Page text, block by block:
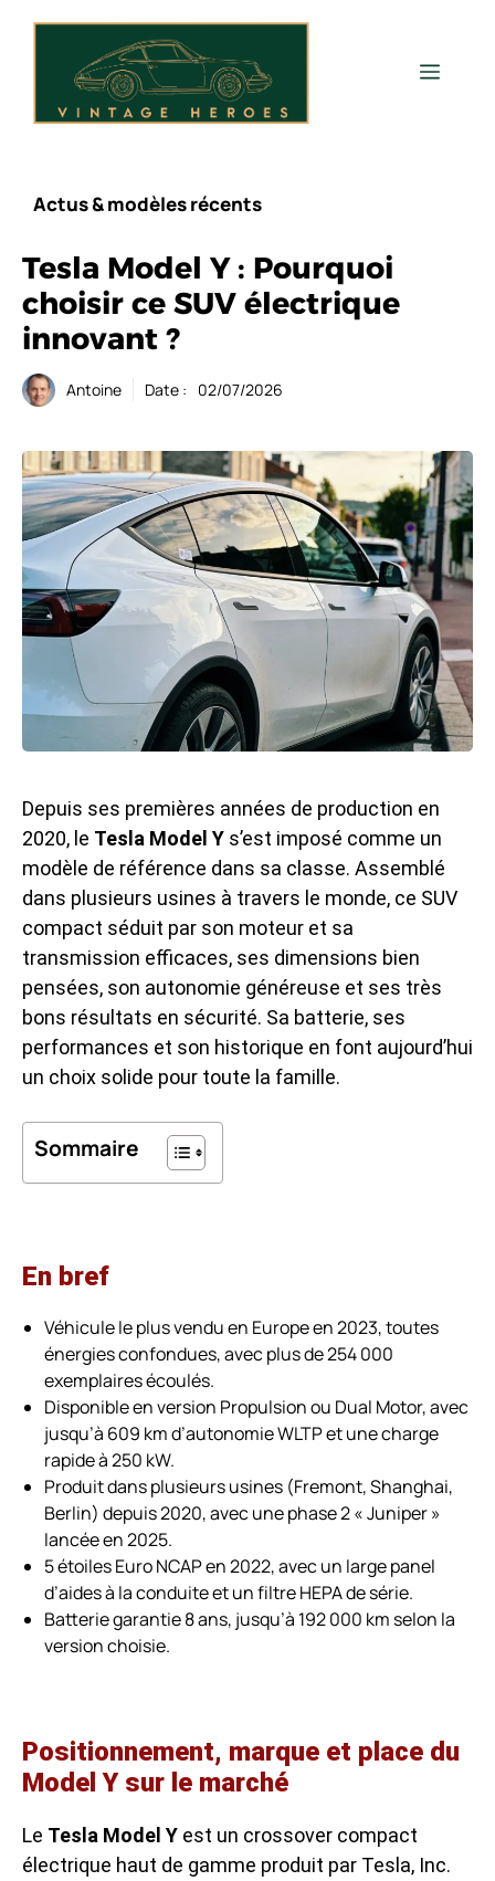
Menu
Actus & modèles récents
Tesla Model Y : Pourquoi
choisir ce SUV électrique
innovant ?
Antoine Date : 02/07/2026
Depuis ses premières années de production en
2020, le Tesla Model Y s’est imposé comme un
modèle de référence dans sa classe. Assemblé
dans plusieurs usines à travers le monde, ce SUV
compact séduit par son moteur et sa
transmission efficaces, ses dimensions bien
pensées, son autonomie généreuse et ses très
bons résultats en sécurité. Sa batterie, ses
performances et son historique en font aujourd’hui
un choix solide pour toute la famille.
Sommaire
En bref
Véhicule le plus vendu en Europe en 2023, toutes
énergies confondues, avec plus de 254 000
exemplaires écoulés.
Disponible en version Propulsion ou Dual Motor, avec
jusqu’à 609 km d’autonomie WLTP et une charge
rapide à 250 kW.
Produit dans plusieurs usines (Fremont, Shanghai,
Berlin) depuis 2020, avec une phase 2 « Juniper »
lancée en 2025.
5 étoiles Euro NCAP en 2022, avec un large panel
d’aides à la conduite et un filtre HEPA de série.
Batterie garantie 8 ans, jusqu’à 192 000 km selon la
version choisie.
Positionnement, marque et place du
Model Y sur le marché
Le Tesla Model Y est un crossover compact
électrique haut de gamme produit par Tesla, Inc.